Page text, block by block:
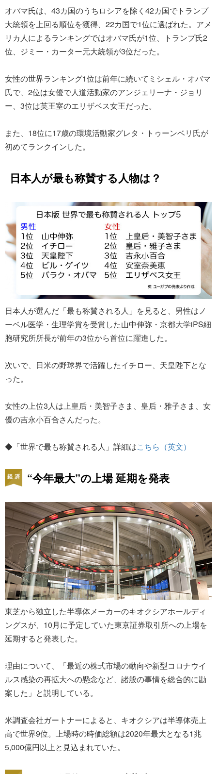
オバマ氏は、43カ国のうちロシアを除く42カ国でトランプ
大統領を上回る順位を獲得、22カ国で1位に選ばれた。アメ
リカ人によるランキングではオバマ氏が1位、トランプ氏2
位、ジミー・カーター元大統領が3位だった。
女性の世界ランキング1位は前年に続いてミシェル・オバマ
氏で、2位は女優で人道活動家のアンジェリーナ・ジョリ
ー、3位は英王室のエリザベス女王だった。
また、18位に17歳の環境活動家グレタ・トゥーンベリ氏が
初めてランクインした。
日本人が最も称賛する人物は？
日本人が選んだ「最も称賛される人」を見ると、男性はノ
ーベル医学・生理学賞を受賞した山中伸弥・京都大学iPS細
胞研究所所長が前年の3位から首位に躍進した。
次いで、日米の野球界で活躍したイチロー、天皇陛下とな
った。
女性の上位3人は上皇后・美智子さま、皇后・雅子さま、女
優の吉永小百合さんだった。
◆「世界で最も称賛される人」詳細はこちら（英文）
“今年最大”の上場 延期を発表
東芝から独立した半導体メーカーのキオクシアホールディ
ングスが、10月に予定していた東京証券取引所への上場を
延期すると発表した。
理由について、「最近の株式市場の動向や新型コロナウイ
ルス感染の再拡大への懸念など、諸般の事情を総合的に勘
案した」と説明している。
米調査会社ガートナーによると、キオクシアは半導体売上
高で世界9位。上場時の時価総額は2020年最大となる1兆
5,000億円以上と見込まれていた。